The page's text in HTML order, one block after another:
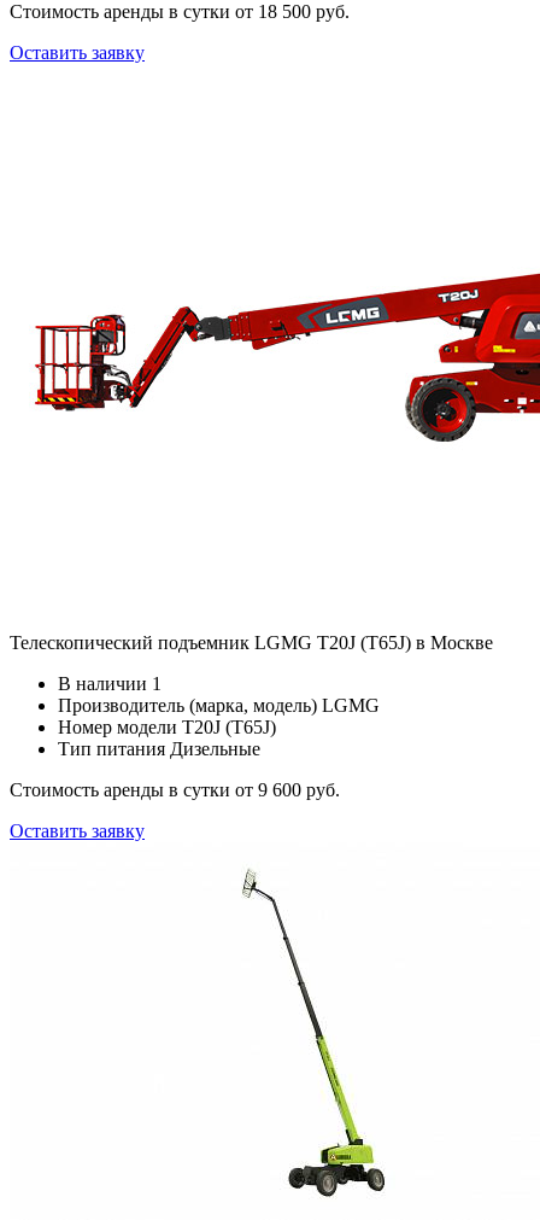
Стоимость аренды в сутки от 18 500 руб.
Оставить заявку
Телескопический подъемник LGMG T20J (T65J) в Москве
В наличии 1
Производитель (марка, модель) LGMG
Номер модели T20J (T65J)
Тип питания Дизельные
Стоимость аренды в сутки от 9 600 руб.
Оставить заявку